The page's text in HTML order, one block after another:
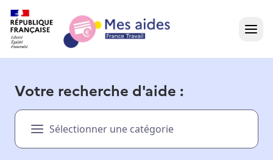
Présentation vidéo
Votre recherche d'aide :
Sélectionner une catégorie